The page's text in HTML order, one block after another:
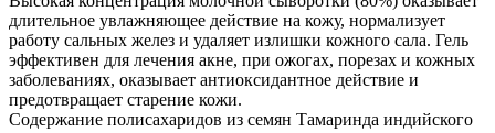
длительное увлажняющее действие на кожу, нормализует
работу сальных желез и удаляет излишки кожного сала. Гель
эффективен для лечения акне, при ожогах, порезах и кожных
заболеваниях, оказывает антиоксидантное действие и
предотвращает старение кожи.
Содержание полисахаридов из семян Тамаринда индийского